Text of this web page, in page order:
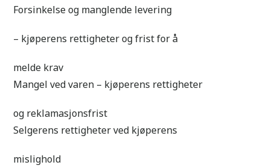
Forsinkelse og manglende levering
– kjøperens rettigheter og frist for å
melde krav
Mangel ved varen – kjøperens rettigheter
og reklamasjonsfrist
Selgerens rettigheter ved kjøperens
mislighold